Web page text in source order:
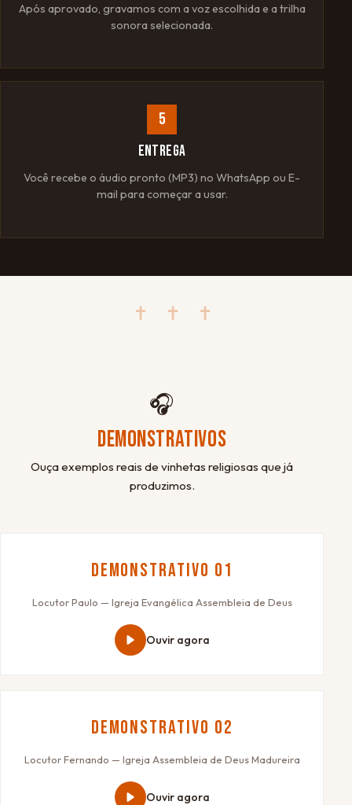
Após aprovado, gravamos com a voz escolhida e a trilha
sonora selecionada.
5
ENTREGA
Você recebe o áudio pronto (MP3) no WhatsApp ou E-
mail para começar a usar.
✝ ✝ ✝
🎧
DEMONSTRATIVOS
Ouça exemplos reais de vinhetas religiosas que já
produzimos.
Demonstrativo 01
Locutor Paulo — Igreja Evangélica Assembleia de Deus
Ouvir agora
Demonstrativo 02
Locutor Fernando — Igreja Assembleia de Deus Madureira
Ouvir agora